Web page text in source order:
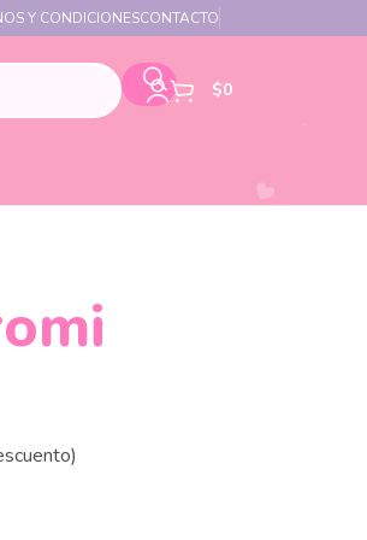
Y CONDICIONESCONTACTO
$0